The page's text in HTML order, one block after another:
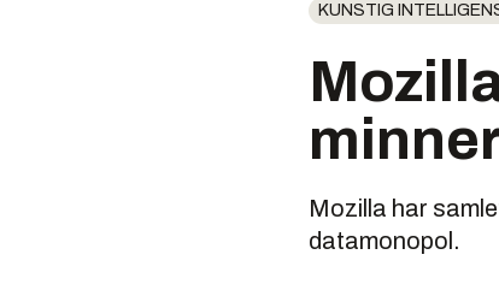
KUNSTIG
Mozilla har
datamonopol.